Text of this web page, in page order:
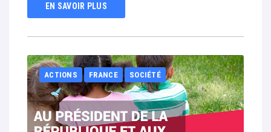
EN SAVOIR PLUS
ACTIONS FRANCE SOCIÉTÉ